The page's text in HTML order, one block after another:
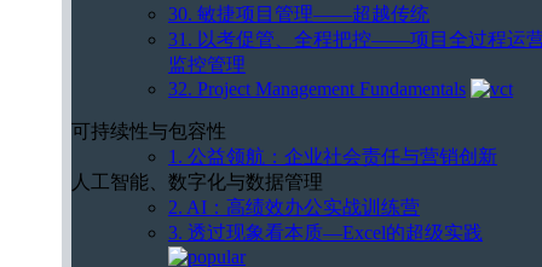
30. 敏捷项目管理——超越传统
31. 以考促管、全程把控——项目全过程运
监控管理
32. Project Management Fundamentals
可持续性与包容性
1. 公益领航：企业社会责任与营销创新
人工智能、数字化与数据管理
2. AI：高绩效办公实战训练营
3. 透过现象看本质—Excel的超级实践